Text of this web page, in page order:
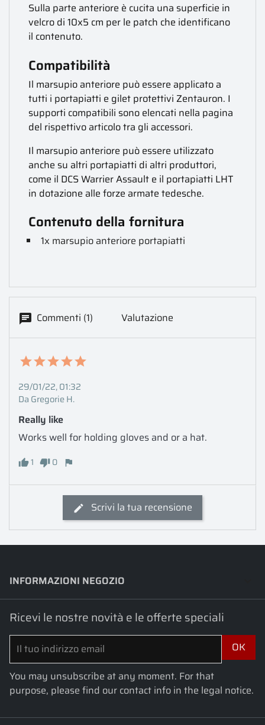
Sulla parte anteriore è cucita una superficie in
velcro di 10x5 cm per le patch che identificano
il contenuto.
Compatibilità
Il marsupio anteriore può essere applicato a
tutti i portapiatti e gilet protettivi Zentauron. I
supporti compatibili sono elencati nella pagina
del rispettivo articolo tra gli accessori.
Il marsupio anteriore può essere utilizzato
anche su altri portapiatti di altri produttori,
come il DCS Warrier Assault e il portapiatti LHT
in dotazione alle forze armate tedesche.
Contenuto della fornitura
1x marsupio anteriore portapiatti
Commenti (1) Valutazione
29/01/22, 01:32
Da Gregorie H.
Really like
Works well for holding gloves and or a hat.
1 0
Scrivi la tua recensione
INFORMAZIONI NEGOZIO
Ricevi le nostre novità e le offerte speciali
You may unsubscribe at any moment. For that
purpose, please find our contact info in the legal notice.